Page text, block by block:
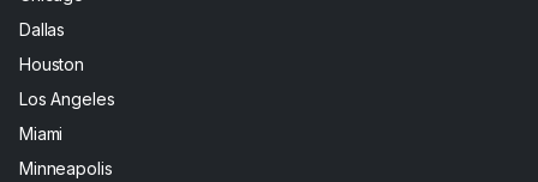
Dallas
Houston
Los Angeles
Miami
Minneapolis